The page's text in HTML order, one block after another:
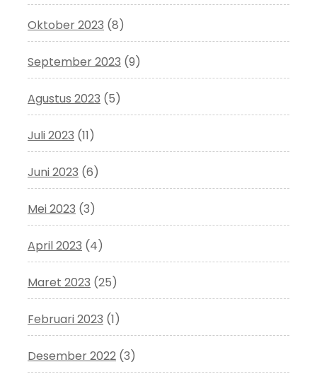
Oktober 2023 (8)
September 2023 (9)
Agustus 2023 (5)
Juli 2023 (11)
Juni 2023 (6)
Mei 2023 (3)
April 2023 (4)
Maret 2023 (25)
Februari 2023 (1)
Desember 2022 (3)